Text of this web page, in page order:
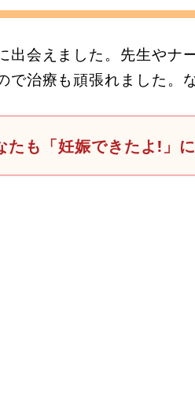
出会えました。先生やナ
で治療も頑張れました。
たも「妊娠できたよ!」